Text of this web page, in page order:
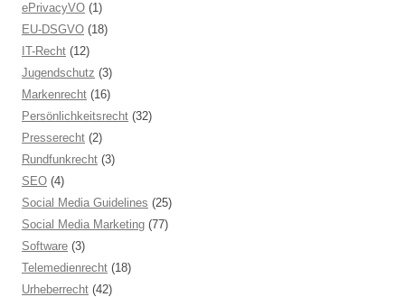
ePrivacyVO (1)
EU-DSGVO (18)
IT-Recht (12)
Jugendschutz (3)
Markenrecht (16)
Persönlichkeitsrecht (32)
Presserecht (2)
Rundfunkrecht (3)
SEO (4)
Social Media Guidelines (25)
Social Media Marketing (77)
Software (3)
Telemedienrecht (18)
Urheberrecht (42)